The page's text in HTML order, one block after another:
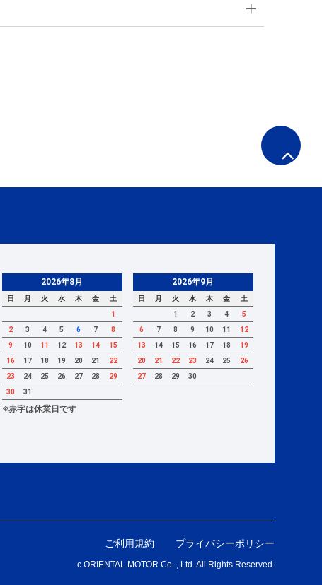
ご利用規約 プライバシーポリシー
c ORIENTAL MOTOR Co. , Ltd. All Rights Reserved.
2026年8月
日 月 火 水 木 金
土
1
2
3 4 5 6 7
8
9
10 11 12 13 14
15
16
17 18 19 20 21
22
23
24 25 26 27 28
29
30
31
2026年9月
日 月 火 水 木 金
土
1
2 3 4
5
6
7 8 9 10 11
12
13
14 15 16 17 18
19
20
21 22 23 24 25
26
27
28 29 30
※赤字は休業日です